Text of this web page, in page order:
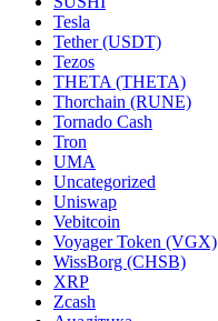
Tesla
Tether (USDT)
Tezos
THETA (THETA)
Thorchain (RUNE)
Tornado Cash
Tron
UMA
Uncategorized
Uniswap
Vebitcoin
Voyager Token (VGX)
WissBorg (CHSB)
XRP
Zcash